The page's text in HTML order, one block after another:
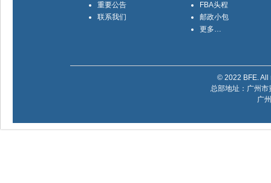
重要公告
联系我们
FBA头程
邮政小包
更多…
© 2022 BFE.
总部地址：广州
广